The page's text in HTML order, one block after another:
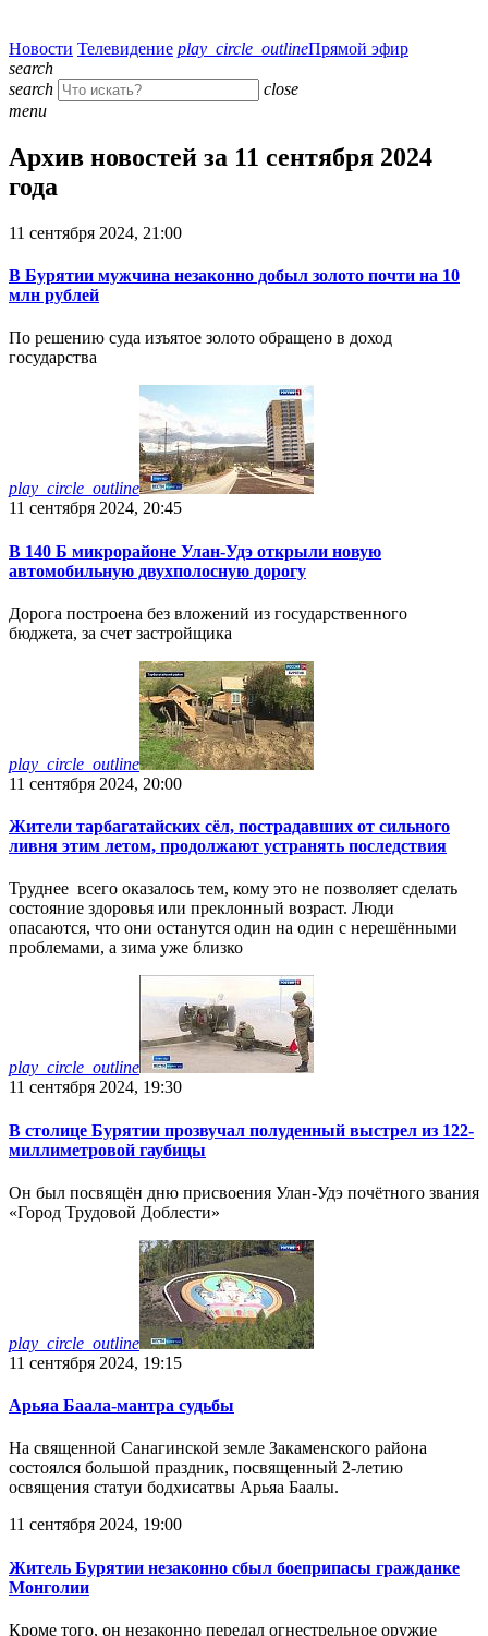
Новости Телевидение play_circle_outlineПрямой эфир
search
search
close
menu
Архив новостей за 11 сентября 2024
года
11 сентября 2024, 21:00
В Бурятии мужчина незаконно добыл золото почти на 10
млн рублей
По решению суда изъятое золото обращено в доход
государства
play_circle_outline
11 сентября 2024, 20:45
В 140 Б микрорайоне Улан-Удэ открыли новую
автомобильную двухполосную дорогу
Дорога построена без вложений из государственного
бюджета, за счет застройщика
play_circle_outline
11 сентября 2024, 20:00
Жители тарбагатайских сёл, пострадавших от сильного
ливня этим летом, продолжают устранять последствия
Труднее всего оказалось тем, кому это не позволяет сделать
состояние здоровья или преклонный возраст. Люди
опасаются, что они останутся один на один с нерешёнными
проблемами, а зима уже близко
play_circle_outline
11 сентября 2024, 19:30
В столице Бурятии прозвучал полуденный выстрел из 122-
миллиметровой гаубицы
Он был посвящён дню присвоения Улан-Удэ почётного звания
«Город Трудовой Доблести»
play_circle_outline
11 сентября 2024, 19:15
Арьяа Баала-мантра судьбы
На священной Санагинской земле Закаменского района
состоялся большой праздник, посвященный 2-летию
освящения статуи бодхисатвы Арьяа Баалы.
11 сентября 2024, 19:00
Житель Бурятии незаконно сбыл боеприпасы гражданке
Монголии
Кроме того, он незаконно передал огнестрельное оружие